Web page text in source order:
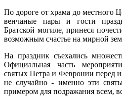
По дороге от храма до местного
венчаные пары и гости
Братской могиле, принеся
возможным счастье на мирной
На праздник съехались
Официальная часть
святыхПетра и Февронии перед
не случайно - именно эти
примером для подражания всем,